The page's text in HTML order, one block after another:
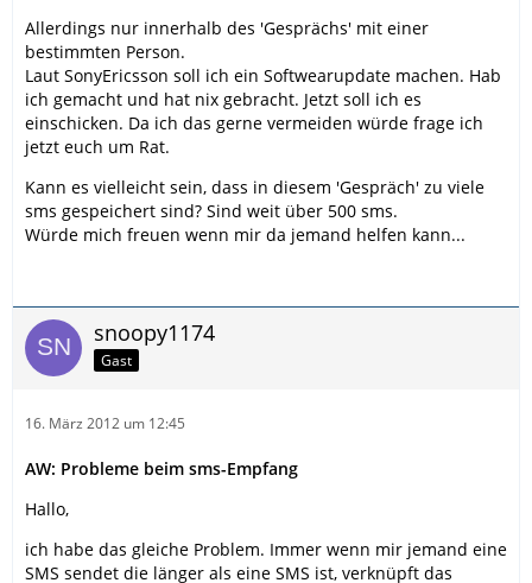
Allerdings nur innerhalb des 'Gesprächs' mit einer
bestimmten Person.
Laut SonyEricsson soll ich ein Softwearupdate machen. Hab
ich gemacht und hat nix gebracht. Jetzt soll ich es
einschicken. Da ich das gerne vermeiden würde frage ich
jetzt euch um Rat.
Kann es vielleicht sein, dass in diesem 'Gespräch' zu viele
sms gespeichert sind? Sind weit über 500 sms.
Würde mich freuen wenn mir da jemand helfen kann...
snoopy1174
Gast
16. März 2012 um 12:45
AW: Probleme beim sms-Empfang
Hallo,
ich habe das gleiche Problem. Immer wenn mir jemand eine
SMS sendet die länger als eine SMS ist, verknüpft das